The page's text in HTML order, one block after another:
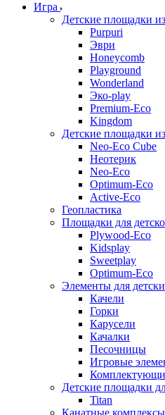
Игра
Детские площадки
Purpuri
Эври
Honeycomb
Playground
Wonderland
Эко-play
Premium-Eco
Kingdom
Детские площадки
Neo-Eco Cube
Неотерик
Neo-Eco
Оptimum-Еco
Active-Eco
Геопластика
Площадки для
Plywood-Eco
Kidsplay
Sweetplay
Оptimum-Еco
Элементы для
Качели
Горки
Карусели
Качалки
Песочницы
Игровые
Детские площадки
Titan
Канатные комплексы